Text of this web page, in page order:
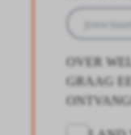
OVER
GRAAG